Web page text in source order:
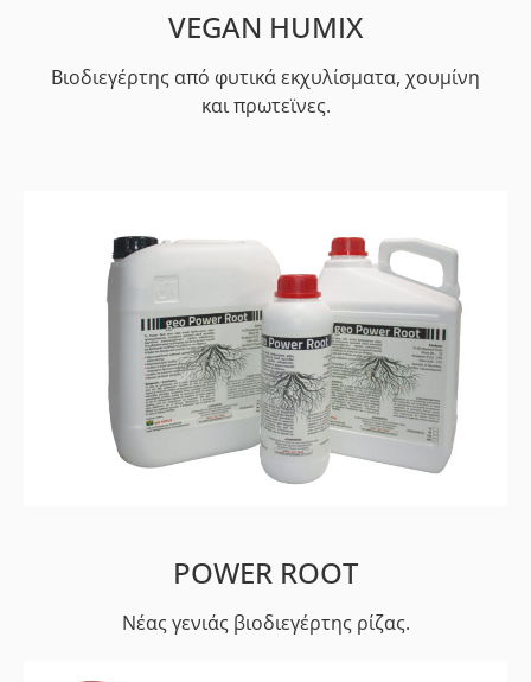
VEGAN HUMIX
Βιοδιεγέρτης από φυτικά εκχυλίσματα, χουμίνη
και πρωτεϊνες.
POWER ROOT
Νέας γενιάς βιοδιεγέρτης ρίζας.